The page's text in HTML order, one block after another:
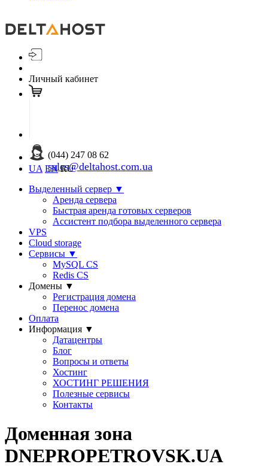
Личный кабинет
(044) 247 08 62
sales@deltahost.com.ua
UA EN RU
Выделенный сервер ▼
Аренда сервера
Быстрая аренда готовых серверов
Ассистент подбора выделенного сервера
VPS
Cloud storage
Сервисы ▼
MySQL CS
Redis CS
Домены ▼
Регистрация домена
Перенос домена
Оплата
Информация ▼
Датацентры
Блог
Вопросы и ответы
Хостинг
ХОСТИНГ РЕШЕНИЯ
Полезные сервисы
Контакты
Доменная зона
DNEPROPETROVSK.UA